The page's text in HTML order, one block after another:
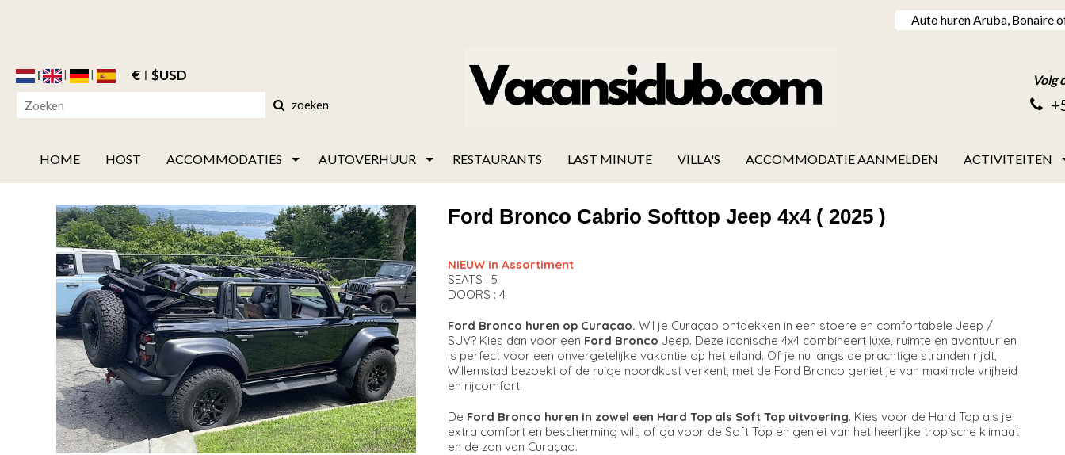
Auto huren Aruba, Bonaire
€ $USD
zoeken
Volg
HOME HOST ACCOMMODATIES AUTOVERHUUR RESTAURANTS LAST MINUTE VILLA'S ACCOMMODATIE AANMELDEN ACTIVITEITEN
Ford Bronco Cabrio Softtop Jeep 4x4 ( 2025 )
NIEUW in Assortiment
SEATS : 5
DOORS : 4
Ford Bronco huren op Curaçao. Wil je Curaçao ontdekken in een stoere en comfortabele Jeep /
SUV? Kies dan voor een Ford Bronco Jeep. Deze iconische 4x4 combineert luxe, ruimte en avontuur en
is perfect voor een onvergetelijke vakantie op het eiland. Of je nu langs de prachtige stranden rijdt,
Willemstad bezoekt of de ruige noordkust verkent, met de Ford Bronco geniet je van maximale vrijheid
en rijcomfort.
De Ford Bronco huren in zowel een Hard Top als Soft Top uitvoering. Kies voor de Hard Top als je
extra comfort en bescherming wilt, of ga voor de Soft Top en geniet van het heerlijke tropische klimaat
en de zon van Curaçao.